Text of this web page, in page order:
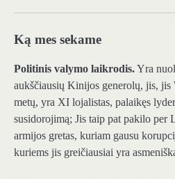
Ką mes sekame
Politinis valymo laikrodis.Yra
aukščiausių Kinijos generolų, jis, jis
metų, yra XI lojalistas, palaikęs
susidorojimą; Jis taip pat pakilo per
armijos gretas, kuriam gausu
kuriems jis greičiausiai yra